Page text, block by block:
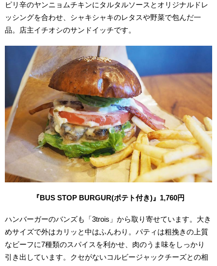
ピリ辛のヤンニョムチキンにタルタルソースとオリジナルドレ
ッシングを合わせ、シャキシャキのレタスや野菜で包んだ一
品。店主イチオシのサンドイッチです。
『BUS STOP BURGUR(ポテト付き)』1,760円
ハンバーガーのバンズも「3trois」から取り寄せています。大き
めサイズで外はカリッと中はふんわり。パティは粗挽きの上質
なビーフに7種類のスパイスを利かせ、肉のうま味をしっかり
引き出しています。クセがないコルビージャックチーズとの相